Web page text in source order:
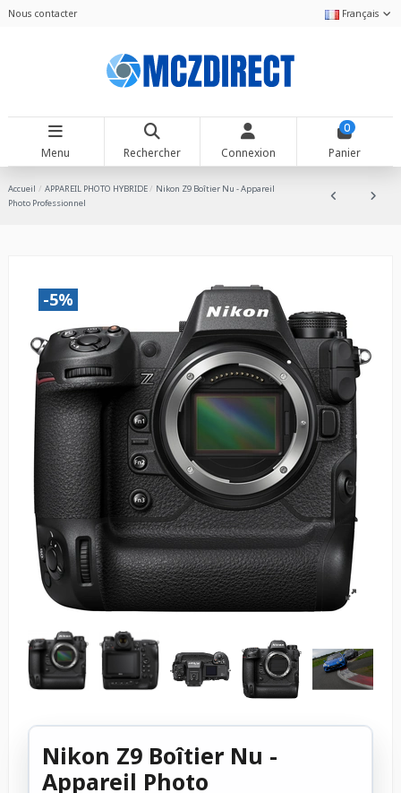
Nous contacter Français
Menu Rechercher Connexion
0
Panier
Accueil APPAREIL PHOTO HYBRIDE
Nikon Z9 Boîtier Nu - Appareil
Photo Professionnel
-5%
Nikon Z9 Boîtier Nu -
Appareil Photo